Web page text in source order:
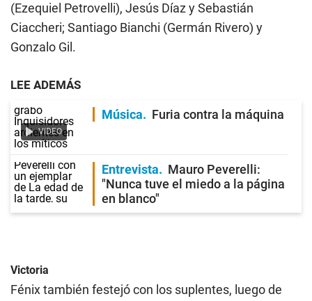
(Ezequiel Petrovelli), Jesús Díaz y Sebastián
Ciaccheri; Santiago Bianchi (Germán Rivero) y
Gonzalo Gil.
LEE ADEMÁS
VIDEO
Música Furia contra la máquina
Entrevista
Mauro Peverelli:
"Nunca tuve el miedo a la página
en blanco"
Victoria
Fénix también festejó con los suplentes, luego de